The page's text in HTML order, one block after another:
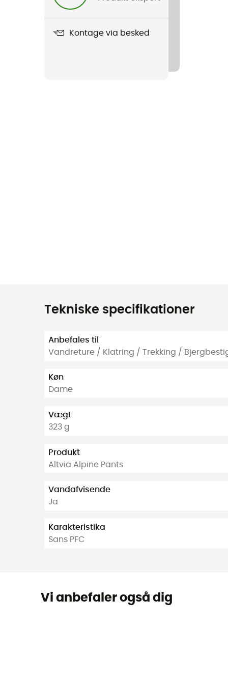
Kontage via besked
Tekniske specifikationer
Anbefales til
Vandreture / Klatring / Trekking /
Køn
Dame
Vægt
323 g
Produkt
Altvia Alpine Pants
Vandafvisende
Ja
Karakteristika
Sans PFC
Vi anbefaler også dig